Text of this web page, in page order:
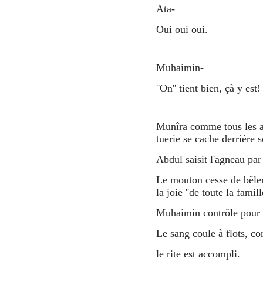
Ata-
Oui oui oui.
Muhaimin-
''On'' tient bien, çà y
Munîra comme tous les
tuerie se cache derrière
Abdul saisit l'agneau
Le mouton cesse de
la joie ''de toute la
Muhaimin contrôle
Le sang coule à flots,
le rite est accompli.